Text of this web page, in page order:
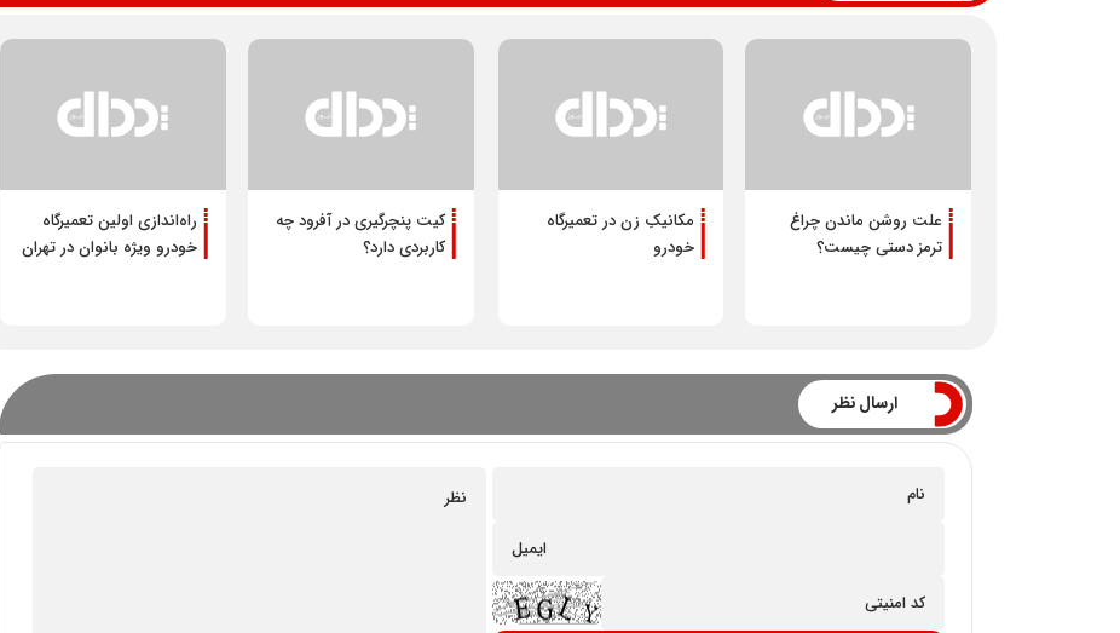
علت روشن ماندن چراغ
ترمز دستی چیست؟
مکانیکِ زن در تعمیرگاه
خودرو
کیت پنچرگیری در آفرود چه
کاربردی دارد؟
راه‌اندازی اولین تعمیرگاه
خودرو ویژه بانوان در تهران
ارسال نظر